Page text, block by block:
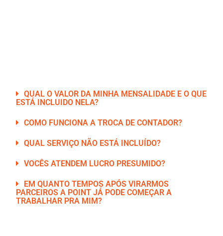
QUAL O VALOR DA MINHA MENSALIDADE E O QUE
ESTÁ INCLUIDO NELA?
COMO FUNCIONA A TROCA DE CONTADOR?
QUAL SERVIÇO NÃO ESTÁ INCLUÍDO?
VOCÊS ATENDEM LUCRO PRESUMIDO?
EM QUANTO TEMPOS APÓS VIRARMOS
PARCEIROS A POINT JÁ PODE COMEÇAR A
TRABALHAR PRA MIM?